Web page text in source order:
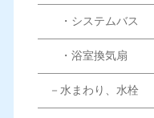
・システムバス
・浴室換気扇
－水まわり、水栓